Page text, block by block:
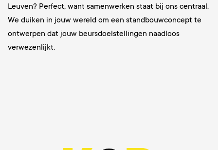
Leuven? Perfect, want samenwerken staat bij ons centraal.
We duiken in jouw wereld om een standbouwconcept te
ontwerpen dat jouw beursdoelstellingen naadloos
verwezenlijkt.